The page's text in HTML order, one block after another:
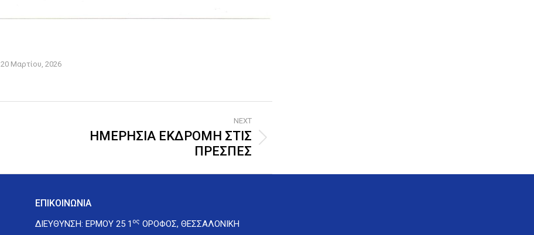
20 Μαρτίου, 2026
NEXT
ΗΜΕΡΗΣΙΑ ΕΚΔΡΟΜΗ ΣΤΙΣ
ΠΡΕΣΠΕΣ
ΕΠΙΚΟΙΝΩΝΙΑ
ΔΙΕΥΘΥΝΣΗ: ΕΡΜΟΥ 25 1 ος ΟΡΟΦΟΣ, ΘΕΣΣΑΛΟΝΙΚΗ